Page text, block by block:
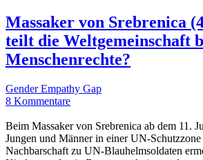
Massaker von Srebrenica
teilt die Weltgemeinschaft
Menschenrechte?
Gender Empathy Gap
8 Kommentare
Beim Massaker von Srebrenica ab dem 11.
Jungen und Männer in einer UN-
Nachbarschaft zu UN-Blauhelmsoldaten